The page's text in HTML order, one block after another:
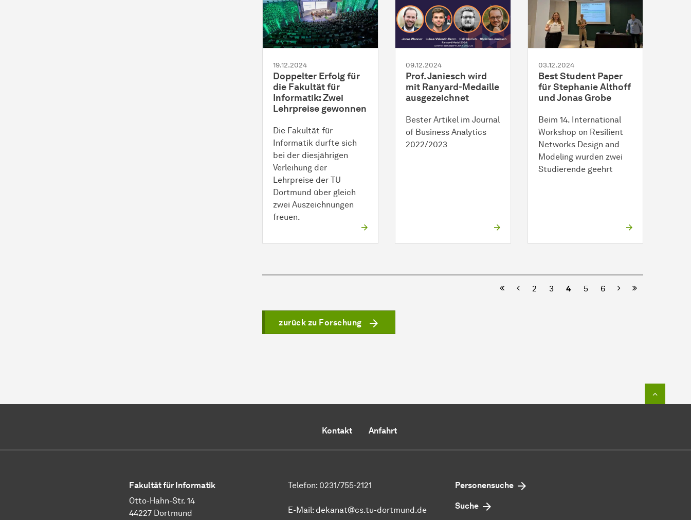
19.12.2024
Doppelter Erfolg für
die Fakultät für
Informatik: Zwei
Lehrpreise gewonnen
Die Fakultät für
Informatik durfte sich
bei der diesjährigen
Verleihung der
Lehrpreise der TU
Dortmund über gleich
zwei Auszeichnungen
freuen.
09.12.2024
Prof. Janiesch wird
mit Ranyard-Medaille
ausgezeichnet
Bester Artikel im Journal
of Business Analytics
2022/2023
03.12.2024
Best Student Paper
für Stephanie Althoff
und Jonas Grobe
Beim 14. International
Workshop on Resilient
Networks Design and
Modeling wurden zwei
Studierende geehrt
Vorherige
2 3 4 5 6 Nächste
zurück zu Forschung
Kontakt Anfahrt
Fakultät für Informatik
Otto-Hahn-Str. 14
44227 Dortmund
Telefon: 0231/755-2121
E-Mail: dekanat@cs.tu-dortmund.de
Personensuche
Suche